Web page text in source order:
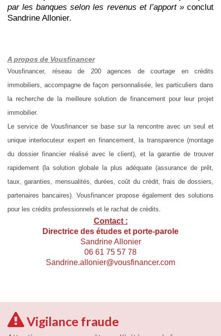
par les banques selon les revenus et l’apport » conclut
Sandrine Allonier.
A propos de Vousfinancer
Vousfinancer, réseau de 200 agences de courtage en crédits
immobiliers, accompagne de façon personnalisée, les particuliers dans
la recherche de la meilleure solution de financement pour leur projet
immobilier.
Le service de Vousfinancer se base sur la rencontre avec un seul et
unique interlocuteur expert en financement, la transparence (montage
du dossier financier réalisé avec le client), et la garantie de trouver
rapidement (la solution globale la plus adéquate (assurance de prêt,
taux, garanties, mensualités, durées, coût du crédit, frais de dossiers,
partenaires bancaires). Vousfinancer propose également des solutions
pour les crédits professionnels et le rachat de crédits.
Contact :
Directrice des études et porte-parole
Sandrine Allonier
06 61 75 57 78
Sandrine.allonier@vousfinancer.com
Vigilance fraude